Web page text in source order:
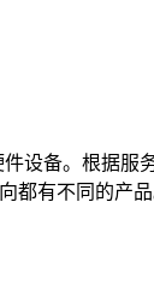
备。根据
都有不同的